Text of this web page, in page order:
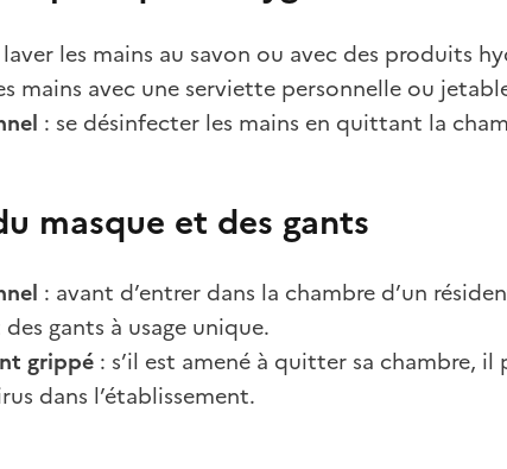
laver les mains au savon ou avec des produits
mains avec une serviette personnelle ou
: se désinfecter les mains en quittant la
masque et des gants
: avant d’entrer dans la chambre d’un
gants à usage unique.
grippé : s’il est amené à quitter sa chambre,
dans l’établissement.